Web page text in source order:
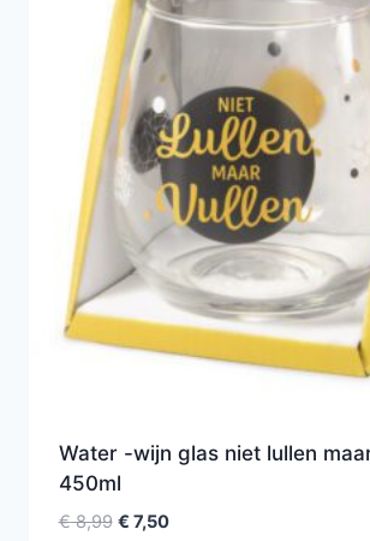
Water -wijn glas niet lullen
450ml
€8,99 € 7,50